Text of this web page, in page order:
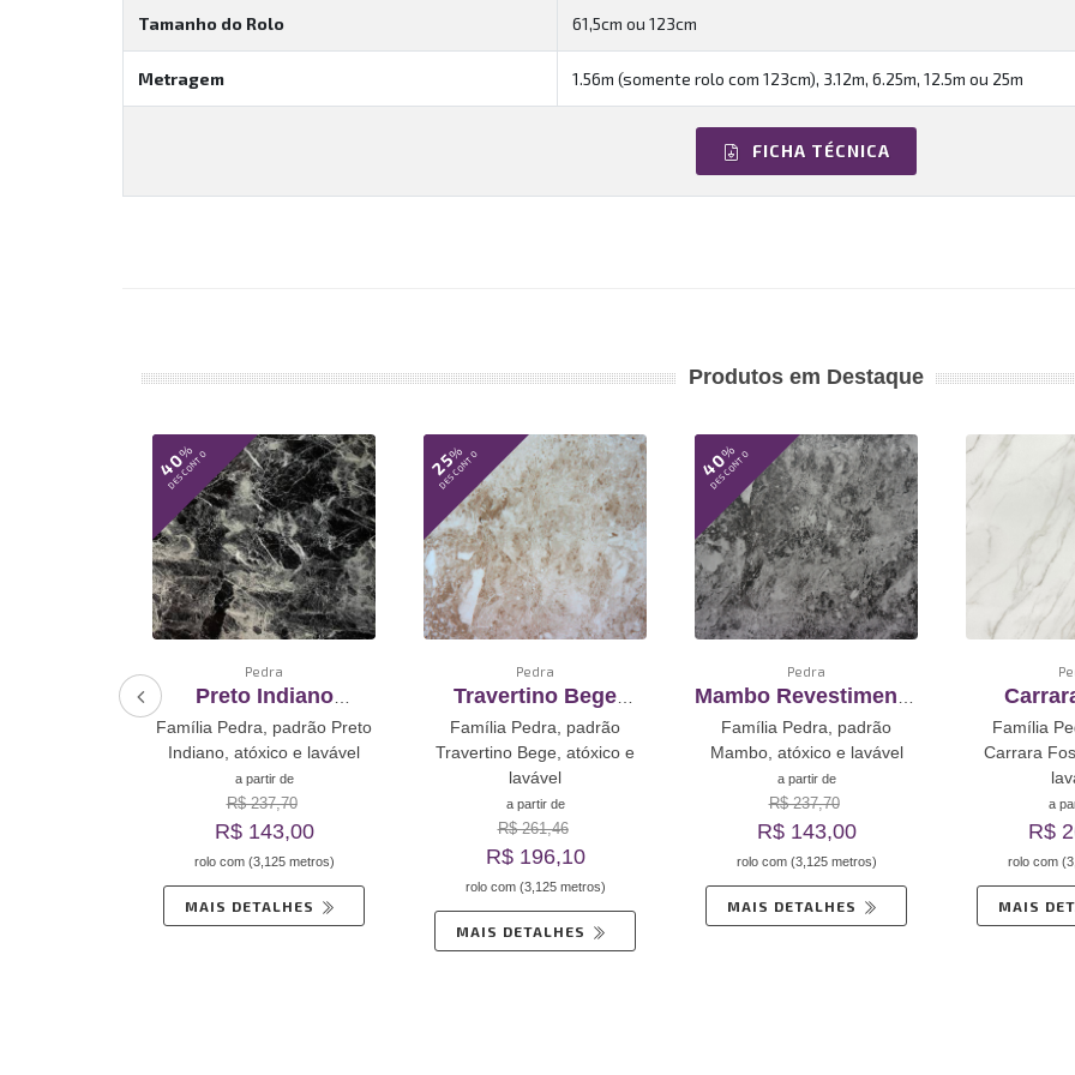
Tamanho do Rolo 61,5cm ou 123cm
Metragem 1.56m (somente rolo com 123cm), 3.12m, 6.25m, 12.5m ou 25m
FICHA TÉCNICA
Produtos em Destaque
40
%
DESCONTO
Pedra
Preto Indiano
Revestimento De
Vinil Autoadesivo
Família Pedra, padrão Preto
Indiano, atóxico e lavável
a partir de
R$ 237,70
R$ 143,00
rolo com (3,125 metros)
MAIS DETALHES
25
%
DESCONTO
Pedra
Travertino Bege
Revestimento De
Vinil Autoadesivo
Família Pedra, padrão
Travertino Bege, atóxico e
lavável
a partir de
R$ 261,46
R$ 196,10
rolo com (3,125 metros)
MAIS DETALHES
40
%
DESCONTO
Pedra
Mambo Revestimento
De Vinil Autoadesivo
Família Pedra, padrão
Mambo, atóxico e lavável
a partir de
R$ 237,70
R$ 143,00
rolo com (3,125 metros)
MAIS DETALHES
Vinil
Família
Carrara
a
R$
rolo com
MAIS